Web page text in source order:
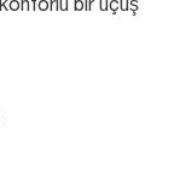
bir uçuş